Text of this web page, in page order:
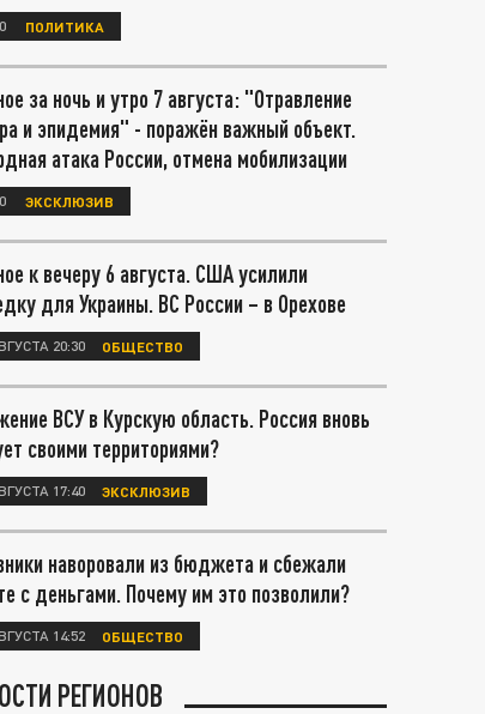
ПОЛИТИКА
за ночь и утро 7 августа: "Отравление
и эпидемия" - поражён важный объект.
атака России, отмена мобилизации
ЭКСКЛЮЗИВ
к вечеру 6 августа. США усилили
для Украины. ВС России – в Орехове
20:30 ОБЩЕСТВО
ВСУ в Курскую область. Россия вновь
своими территориями?
17:40 ЭКСКЛЮЗИВ
наворовали из бюджета и сбежали
с деньгами. Почему им это позволили?
14:52 ОБЩЕСТВО
РЕГИОНОВ